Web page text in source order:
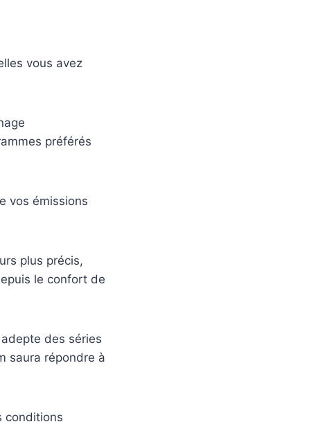
vous avez
préférés
vos émissions
plus précis,
le confort de
des séries
saura répondre à
conditions